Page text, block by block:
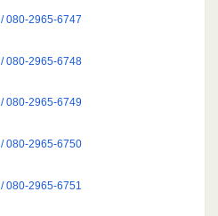
080-2965-6747
080-2965-6748
080-2965-6749
080-2965-6750
080-2965-6751